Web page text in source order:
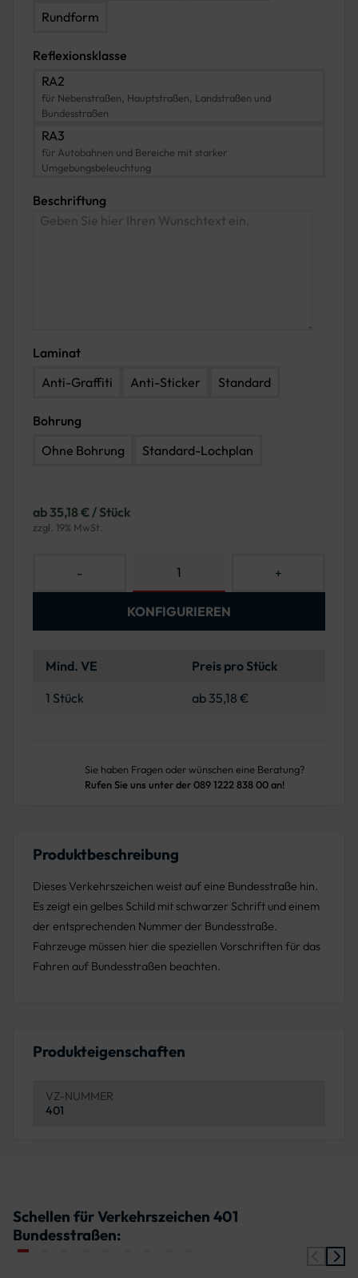
Rundform
Reflexionsklasse
RA2
für Nebenstraßen, Hauptstraßen, Landstraßen und
Bundesstraßen
RA3
für Autobahnen und Bereiche mit starker
Umgebungsbeleuchtung
Beschriftung
Laminat
Anti-Graffiti
Anti-Sticker Standard
Bohrung
Ohne Bohrung
Standard-Lochplan
ab 35,18 € / Stück
zzgl. 19% MwSt.
- +
KONFIGURIEREN
Mind. VE
Preis pro Stück
1 Stück
ab 35,18 €
Sie haben Fragen oder wünschen eine Beratung?
Rufen Sie uns unter der 089 1222 838 00 an!
Produktbeschreibung
Dieses Verkehrszeichen weist auf eine Bundesstraße hin.
Es zeigt ein gelbes Schild mit schwarzer Schrift und einem
der entsprechenden Nummer der Bundesstraße.
Fahrzeuge müssen hier die speziellen Vorschriften für das
Fahren auf Bundesstraßen beachten.
Produkteigenschaften
VZ-NUMMER
401
Schellen für Verkehrszeichen 401
Bundesstraßen: